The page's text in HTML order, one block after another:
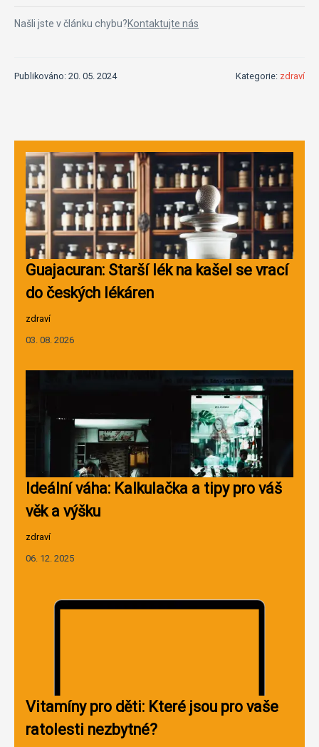
Našli jste v článku chybu?Kontaktujte nás
Publikováno: 20. 05. 2024 Kategorie: zdraví
Guajacuran: Starší lék na kašel se vrací
do českých lékáren
zdraví
03. 08. 2026
Ideální váha: Kalkulačka a tipy pro váš
věk a výšku
zdraví
06. 12. 2025
Vitamíny pro děti: Které jsou pro vaše
ratolesti nezbytné?